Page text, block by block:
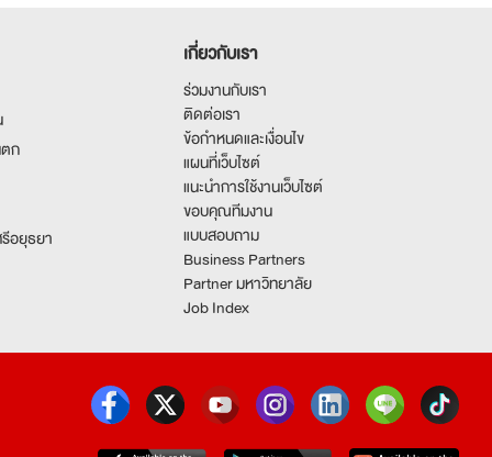
ก
อยุธยา
เกี่ยวกับเรา
ร่วมงานกับเรา
ติดต่อเรา
ข้อกำหนดและเงื่อนไข
แผนที่เว็บไซต์
แนะนำการใช้งานเว็บไซต์
ขอบคุณทีมงาน
แบบสอบถาม
Business Partners
Partner มหาวิทยาลัย
Job Index